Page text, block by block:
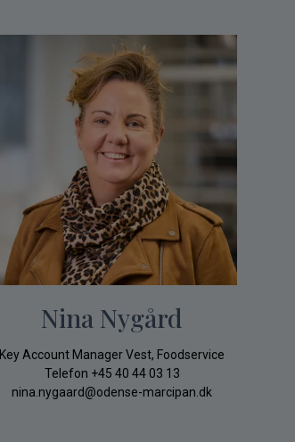
Nina Nygård
Key Account Manager Vest, Foodservice
Telefon +45 40 44 03 13
nina.nygaard@odense-marcipan.dk